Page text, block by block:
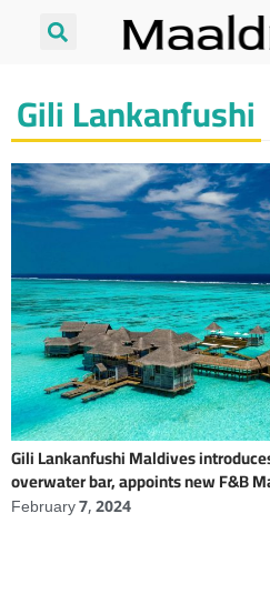
Gili Lankanfushi
Gili Lankanfushi Maldives
overwater bar, appoints new F&B
February 7, 2024